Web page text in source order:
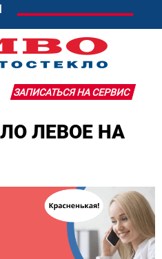
ЗАПИСАТЬСЯ НА СЕРВИС
ЛЕВОЕ НА